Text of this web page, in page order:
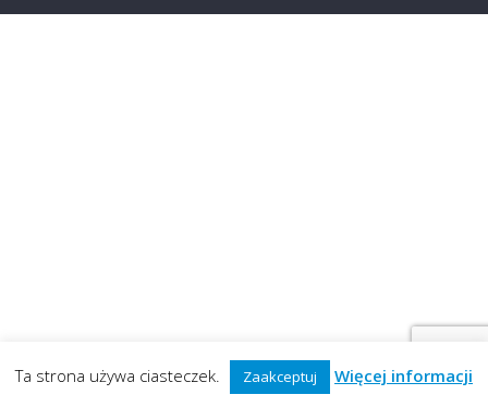
Ta strona używa ciasteczek. Zaakceptuj Więcej informacji